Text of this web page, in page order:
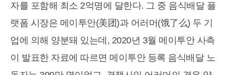
자를 포함해 최소 2억명에 달한다. 그 중 음식배달 플
랫폼 시장은 메이투안(美团)과 어러머(饿了么) 두 기
업에 의해 양분돼 있는데, 2020년 3월 메이투안 사측
이 발표한 자료에 따르면 메이투안 등록 음식배달 노